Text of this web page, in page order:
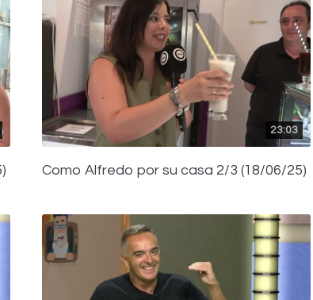
23:03
Como Alfredo por su casa 2/3 (18/06/25)